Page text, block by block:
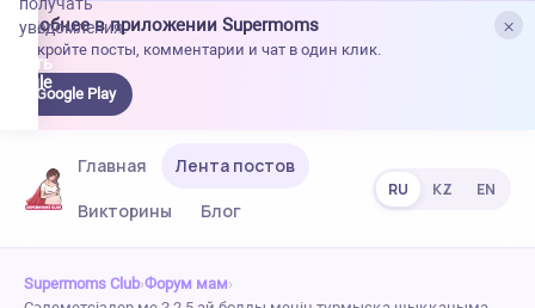
×
Удобнее в приложении Supermoms
Откройте посты, комментарии и чат в один клик.
Google Play
уведомления.
Главная
Лента постов
Викторины
Блог
RU KZ EN
Supermoms Club›Форум мам›